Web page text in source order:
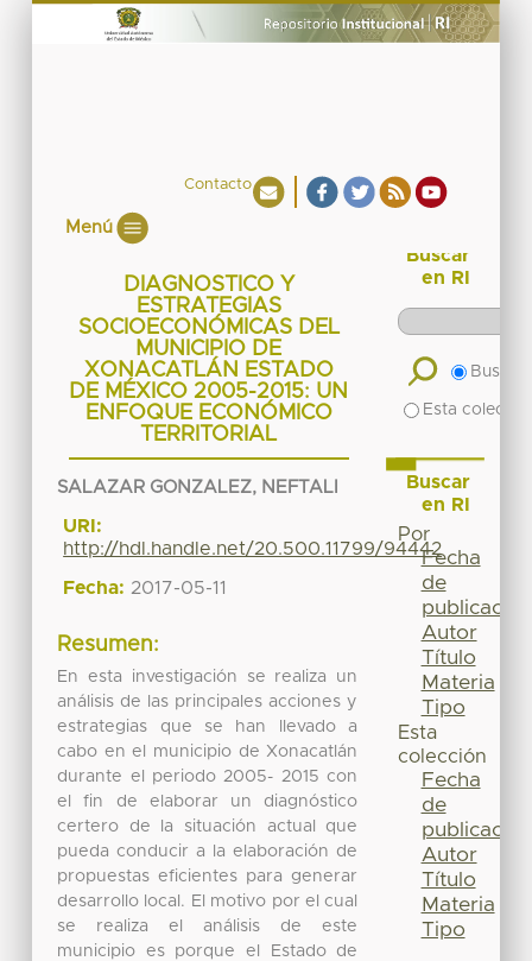
Contacto
Menú
DIAGNOSTICO Y
ESTRATEGIAS
SOCIOECONÓMICAS DEL
MUNICIPIO DE
XONACATLÁN ESTADO
DE MÉXICO 2005-2015: UN
ENFOQUE ECONÓMICO
TERRITORIAL
SALAZAR GONZALEZ, NEFTALI
URI:
http://hdl.handle.net/20.500.11799/94442
Fecha: 2017-05-11
Resumen:
En esta investigación se realiza un
análisis de las principales acciones y
estrategias que se han llevado a
cabo en el municipio de Xonacatlán
durante el periodo 2005- 2015 con
el fin de elaborar un diagnóstico
certero de la situación actual que
pueda conducir a la elaboración de
propuestas eficientes para generar
desarrollo local. El motivo por el cual
se realiza el análisis de este
municipio es porque el Estado de
Buscar
en RI
Buscar
Esta
Buscar
en RI
Por
Fecha
de
publicación
Autor
Título
Materia
Tipo
Esta
colección
Fecha
de
publicación
Autor
Título
Materia
Tipo